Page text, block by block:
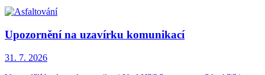
Upozornění na uzavírku komunikací
31. 7. 2026